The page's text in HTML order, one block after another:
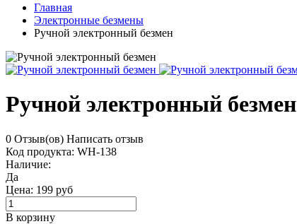
Главная
Электронные безмены
Ручной электронный безмен
Ручной электронный безмен
0 Отзыв(ов) Написать отзыв
Код продукта: WH-138
Наличие:
Да
Цена: 199 руб
В корзину